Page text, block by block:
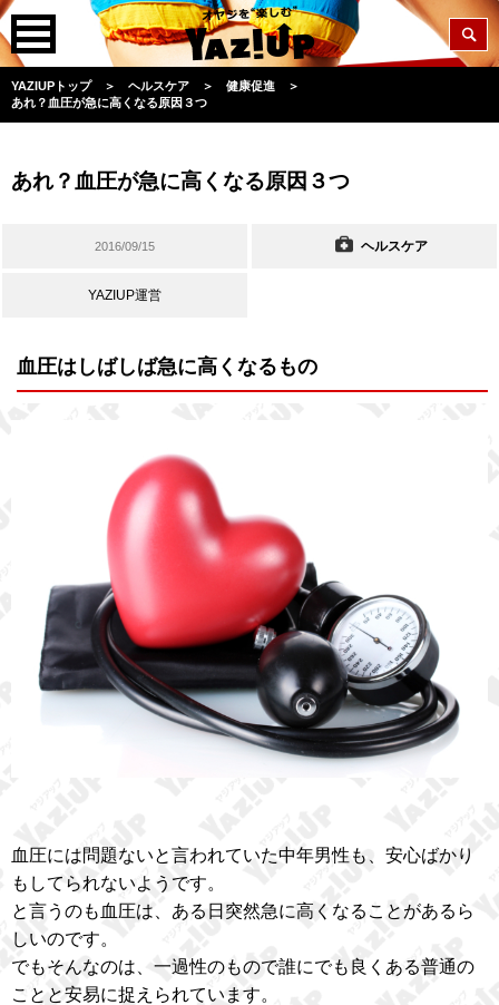
YAZIUPトップ ＞ ヘルスケア ＞ 健康促進
＞
あれ？血圧が急に高くなる原因３つ
あれ？血圧が急に高くなる原因３つ
2016/09/15 ヘルスケア
YAZIUP運営
血圧はしばしば急に高くなるもの
血圧には問題ないと言われていた中年男性も、安心ばかり
もしてられないようです。
と言うのも血圧は、ある日突然急に高くなることがあるら
しいのです。
でもそんなのは、一過性のもので誰にでも良くある普通の
ことと安易に捉えられています。